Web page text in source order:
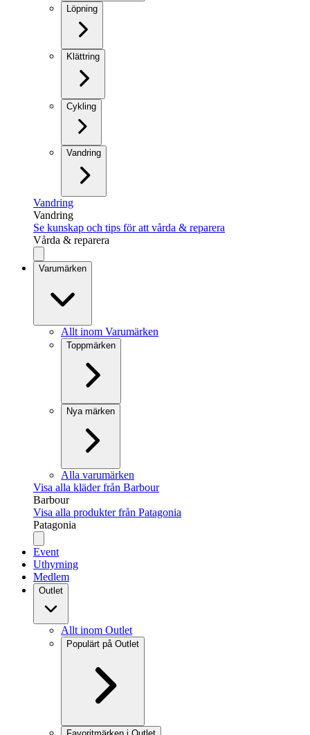
Löpning
Klättring
Cykling
Vandring
Vandring
Vandring
Se kunskap och tips för att vårda & reparera
Vårda & reparera
Varumärken
Allt inom Varumärken
Toppmärken
Nya märken
Alla varumärken
Visa alla kläder från Barbour
Barbour
Visa alla produkter från Patagonia
Patagonia
Event
Uthyrning
Medlem
Outlet
Allt inom Outlet
Populärt på Outlet